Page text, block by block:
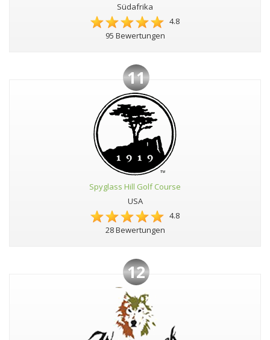
Südafrika
4.8
95 Bewertungen
11
Spyglass Hill Golf Course
USA
4.8
28 Bewertungen
12